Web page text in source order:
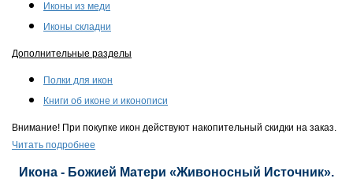
Иконы из меди
Иконы складни
Дополнительные разделы
Полки для икон
Книги об иконе и иконописи
Внимание! При покупке икон действуют накопительный скидки на заказ.
Читать подробнее
Икона - Божией Матери «Живоносный Источник».